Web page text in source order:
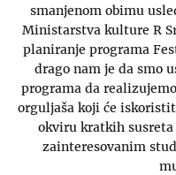
smanjenom obimu
Ministarstva kulture R
planiranje programa
drago nam je da smo
programa da
orguljaša koji će
okviru kratkih susreta
zainteresovanim